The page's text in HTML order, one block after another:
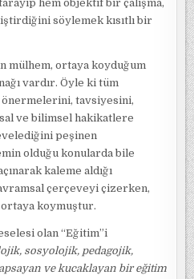
hem objektif bir çalışma,
söylemek kısıtlı bir
mülhem, ortaya koyduğum
vardır. Öyle ki tüm
önermelerini, tavsiyesini,
ve bilimsel hakikatlere
peşinen
olduğu konularda bile
kaleme aldığı
çerçeveyi çizerken,
koymuştur.
olan “Eğitim”i
sosyolojik, pedagojik,
ve kucaklayan bir eğitim